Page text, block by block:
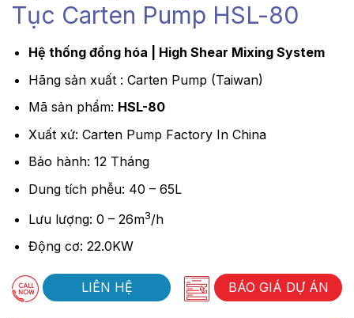
Tục Carten Pump HSL-80
Hệ thống đồng hóa | High Shear Mixing System
Hãng sản xuất : Carten Pump (Taiwan)
Mã sản phẩm: HSL-80
Xuất xứ: Carten Pump Factory In China
Bảo hành: 12 Tháng
Dung tích phễu: 40 – 65L
Lưu lượng: 0 – 26m3/h
Động cơ: 22.0KW
LIÊN HỆ BÁO GIÁ DỰ ÁN